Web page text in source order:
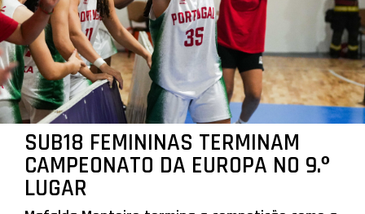
SUB18 FEMININAS TERMINAM
CAMPEONATO DA EUROPA NO 9.º
LUGAR